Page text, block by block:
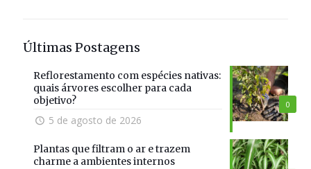
Últimas Postagens
0
Reflorestamento com espécies nativas:
quais árvores escolher para cada
objetivo?
5 de agosto de 2026
Plantas que filtram o ar e trazem
charme a ambientes internos